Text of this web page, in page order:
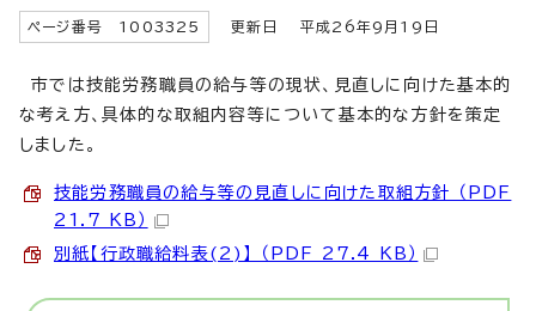
ページ番号 1003325 更新日 平成26年9月19日
市では技能労務職員の給与等の現状、見直しに向けた基本的
な考え方、具体的な取組内容等について基本的な方針を策定
しました。
技能労務職員の給与等の見直しに向けた取組方針 （PDF
21.7 KB）
別紙【行政職給料表(2)】 （PDF 27.4 KB）